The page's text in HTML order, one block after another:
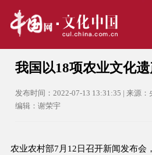
我国以18项农业文化
发布时间：2022-07-13 13:31:35 | 来源
编辑：谢荣宇
农业农村部7月12日召开新闻发布会